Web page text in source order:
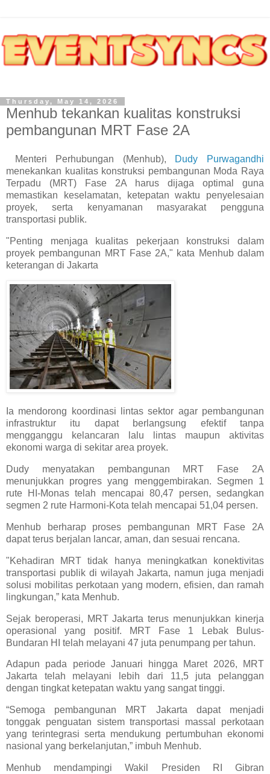
Thursday, May 14, 2026
Menhub tekankan kualitas konstruksi
pembangunan MRT Fase 2A
Menteri Perhubungan (Menhub), Dudy Purwagandhi
menekankan kualitas konstruksi pembangunan Moda Raya
Terpadu (MRT) Fase 2A harus dijaga optimal guna
memastikan keselamatan, ketepatan waktu penyelesaian
proyek, serta kenyamanan masyarakat pengguna
transportasi publik.
"Penting menjaga kualitas pekerjaan konstruksi dalam
proyek pembangunan MRT Fase 2A," kata Menhub dalam
keterangan di Jakarta
Ia mendorong koordinasi lintas sektor agar pembangunan
infrastruktur itu dapat berlangsung efektif tanpa
mengganggu kelancaran lalu lintas maupun aktivitas
ekonomi warga di sekitar area proyek.
Dudy menyatakan pembangunan MRT Fase 2A
menunjukkan progres yang menggembirakan. Segmen 1
rute HI-Monas telah mencapai 80,47 persen, sedangkan
segmen 2 rute Harmoni-Kota telah mencapai 51,04 persen.
Menhub berharap proses pembangunan MRT Fase 2A
dapat terus berjalan lancar, aman, dan sesuai rencana.
"Kehadiran MRT tidak hanya meningkatkan konektivitas
transportasi publik di wilayah Jakarta, namun juga menjadi
solusi mobilitas perkotaan yang modern, efisien, dan ramah
lingkungan,” kata Menhub.
Sejak beroperasi, MRT Jakarta terus menunjukkan kinerja
operasional yang positif. MRT Fase 1 Lebak Bulus-
Bundaran HI telah melayani 47 juta penumpang per tahun.
Adapun pada periode Januari hingga Maret 2026, MRT
Jakarta telah melayani lebih dari 11,5 juta pelanggan
dengan tingkat ketepatan waktu yang sangat tinggi.
“Semoga pembangunan MRT Jakarta dapat menjadi
tonggak penguatan sistem transportasi massal perkotaan
yang terintegrasi serta mendukung pertumbuhan ekonomi
nasional yang berkelanjutan,” imbuh Menhub.
Menhub mendampingi Wakil Presiden RI Gibran